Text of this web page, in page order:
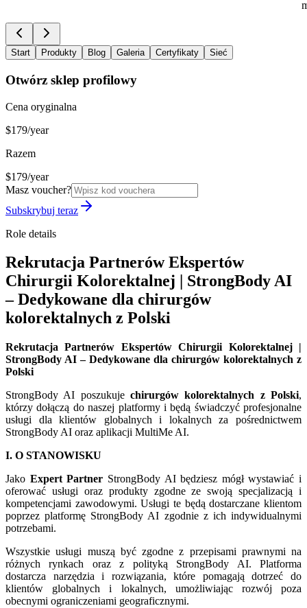
Start Produkty Blog Galeria Certyfikaty Sieć
Otwórz sklep profilowy
Cena oryginalna
$179/year
Razem
$179/year
Masz voucher?
Subskrybuj teraz
Role details
Rekrutacja Partnerów Ekspertów
Chirurgii Kolorektalnej | StrongBody AI
– Dedykowane dla chirurgów
kolorektalnych z Polski
Rekrutacja Partnerów Ekspertów Chirurgii Kolorektalnej |
StrongBody AI – Dedykowane dla chirurgów kolorektalnych z
Polski
StrongBody AI poszukuje chirurgów kolorektalnych z Polski,
którzy dołączą do naszej platformy i będą świadczyć profesjonalne
usługi dla klientów globalnych i lokalnych za pośrednictwem
StrongBody AI oraz aplikacji MultiMe AI.
I. O STANOWISKU
Jako Expert Partner StrongBody AI będziesz mógł wystawiać i
oferować usługi oraz produkty zgodne ze swoją specjalizacją i
kompetencjami zawodowymi. Usługi te będą dostarczane klientom
poprzez platformę StrongBody AI zgodnie z ich indywidualnymi
potrzebami.
Wszystkie usługi muszą być zgodne z przepisami prawnymi na
różnych rynkach oraz z polityką StrongBody AI. Platforma
dostarcza narzędzia i rozwiązania, które pomagają dotrzeć do
klientów globalnych i lokalnych, umożliwiając rozwój poza
obecnymi ograniczeniami geograficznymi.